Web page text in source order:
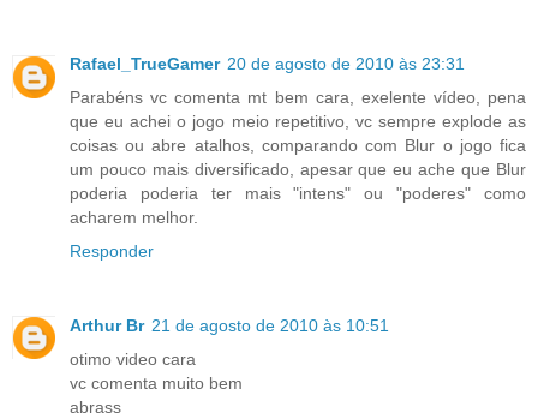
Rafael_TrueGamer 20 de agosto de 2010 às 23:31
Parabéns vc comenta mt bem cara, exelente vídeo, pena
que eu achei o jogo meio repetitivo, vc sempre explode as
coisas ou abre atalhos, comparando com Blur o jogo fica
um pouco mais diversificado, apesar que eu ache que Blur
poderia poderia ter mais "intens" ou "poderes" como
acharem melhor.
Responder
Arthur Br 21 de agosto de 2010 às 10:51
otimo video cara
vc comenta muito bem
abrass